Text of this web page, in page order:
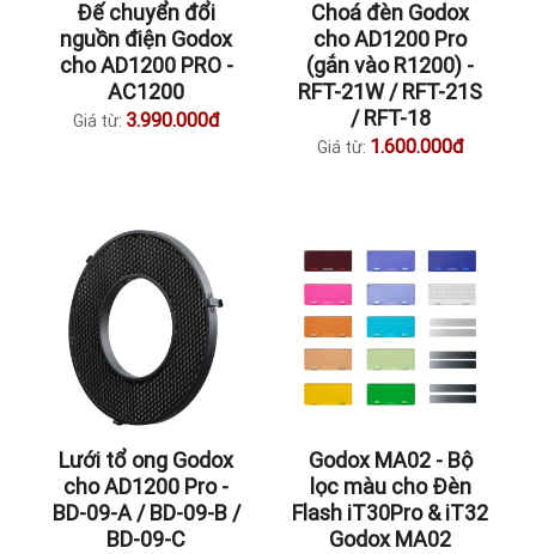
Đế chuyển đổi
nguồn điện Godox
cho AD1200 PRO -
AC1200
Giá từ: 3.990.000đ
Choá đèn Godox
cho AD1200 Pro
(gắn vào R1200) -
RFT-21W / RFT-21S
/ RFT-18
Giá từ: 1.600.000đ
Lưới tổ ong Godox
cho AD1200 Pro -
BD-09-A / BD-09-B /
BD-09-C
Godox MA02 - Bộ
lọc màu cho Đèn
Flash iT30Pro & iT32
Godox MA02